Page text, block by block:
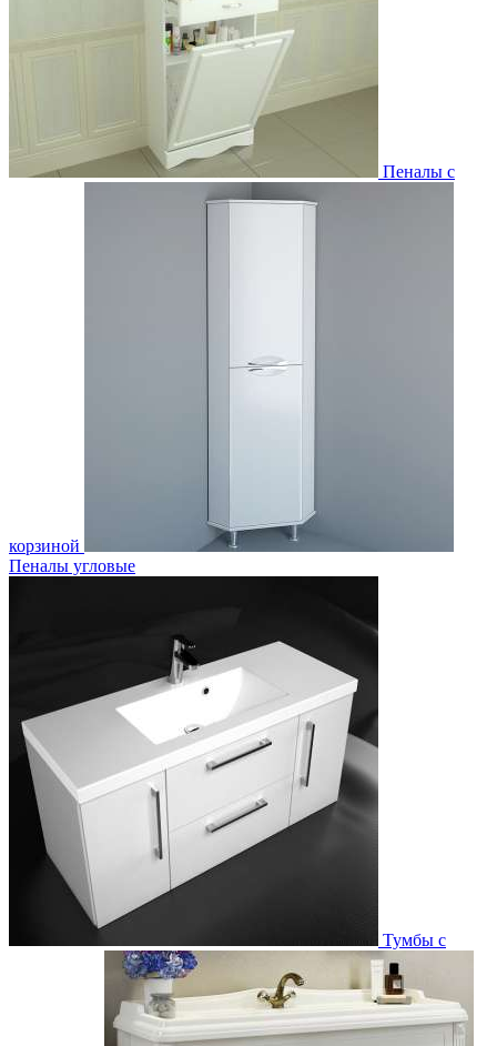
Пеналы с
корзиной
Пеналы угловые
Тумбы с